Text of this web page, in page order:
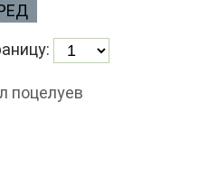
поцелуев